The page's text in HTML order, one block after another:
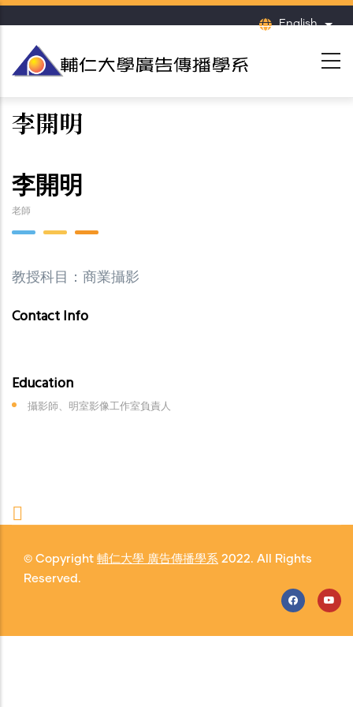
Skip
main
content
English List
李開明
李開明
老師
教授科目：商業攝影
Contact Info
Education
攝影師、明室影像工作室負責人
© Copyright 輔仁大學 廣告傳播學系 2022. All Rights
Reserved.